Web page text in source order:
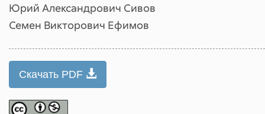
Юрий Александрович Сивов
Семен Викторович Ефимов
Скачать PDF